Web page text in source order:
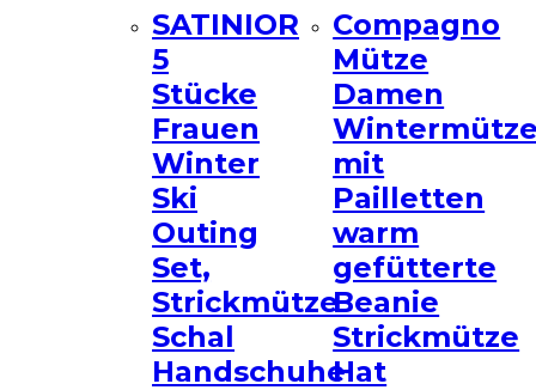
SATINIOR
5
Stücke
Frauen
Winter
Ski
Outing
Set,
Strickmütze
Schal
Handschuhe
Compagno
Mütze
Damen
mit
Pailletten
warm
gefütterte
Beanie
Strickmütze
Hat